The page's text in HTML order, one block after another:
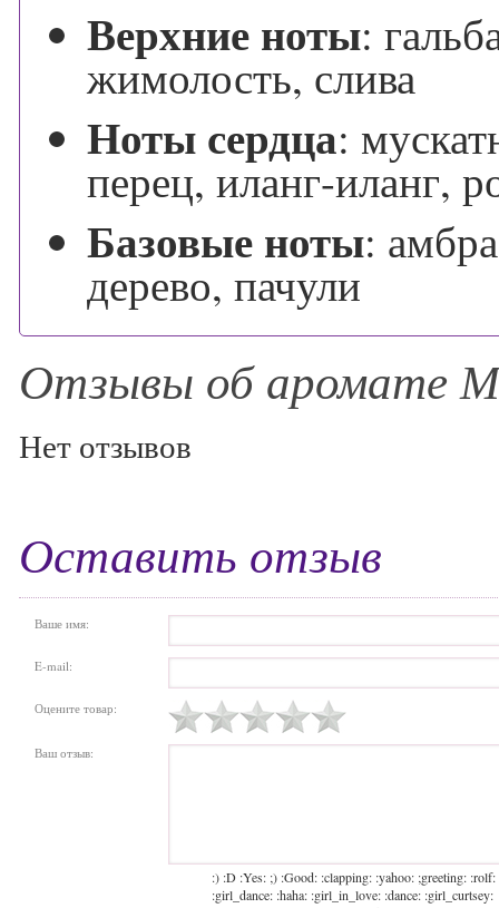
Верхние ноты:
жимолость, слива
Ноты сердца:
перец, иланг-иланг,
Базовые ноты:
дерево, пачули
Отзывы об аромате
Нет отзывов
Оставить отзыв
Ваше имя:
E-mail:
Оцените товар:
Ваш отзыв:
:) :D :Yes: ;) :Good: :clapping: :yahoo: ;greeting: :rolf:
:girl_dance: :haha: :girl_in_love: :dance: :girl_curtsey: